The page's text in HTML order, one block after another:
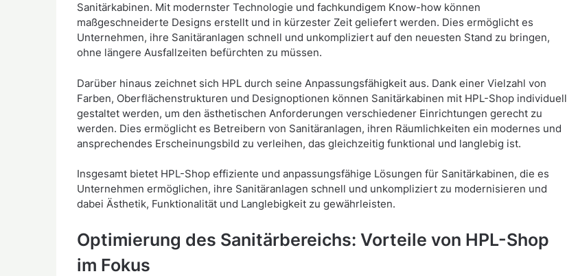
Sanitärkabinen. Mit modernster Technologie und fachkundigem Know-how können
maßgeschneiderte Designs erstellt und in kürzester Zeit geliefert werden. Dies ermöglicht es
Unternehmen, ihre Sanitäranlagen schnell und unkompliziert auf den neuesten Stand zu bringen,
ohne längere Ausfallzeiten befürchten zu müssen.
Darüber hinaus zeichnet sich HPL durch seine Anpassungsfähigkeit aus. Dank einer Vielzahl von
Farben, Oberflächenstrukturen und Designoptionen können Sanitärkabinen mit HPL-Shop individuell
gestaltet werden, um den ästhetischen Anforderungen verschiedener Einrichtungen gerecht zu
werden. Dies ermöglicht es Betreibern von Sanitäranlagen, ihren Räumlichkeiten ein modernes und
ansprechendes Erscheinungsbild zu verleihen, das gleichzeitig funktional und langlebig ist.
Insgesamt bietet HPL-Shop effiziente und anpassungsfähige Lösungen für Sanitärkabinen, die es
Unternehmen ermöglichen, ihre Sanitäranlagen schnell und unkompliziert zu modernisieren und
dabei Ästhetik, Funktionalität und Langlebigkeit zu gewährleisten.
Optimierung des Sanitärbereichs: Vorteile von HPL-Shop
im Fokus